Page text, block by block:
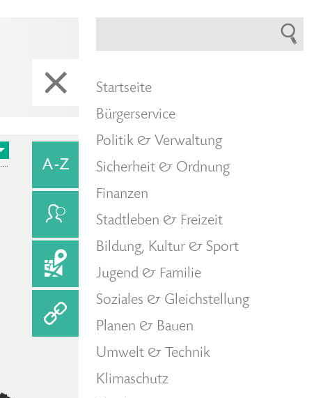
Startseite
Bürgerservice
Politik & Verwaltung
Sicherheit & Ordnung
Finanzen
Stadtleben & Freizeit
Bildung, Kultur & Sport
Jugend & Familie
Soziales & Gleichstellung
Planen & Bauen
Umwelt & Technik
Klimaschutz